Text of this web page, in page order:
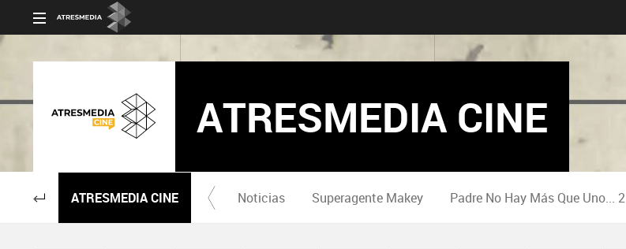
ATRESMEDIA CINE
ATRESMEDIA CINE Noticias Superagente Makey Padre No Hay Más Que Uno... 2